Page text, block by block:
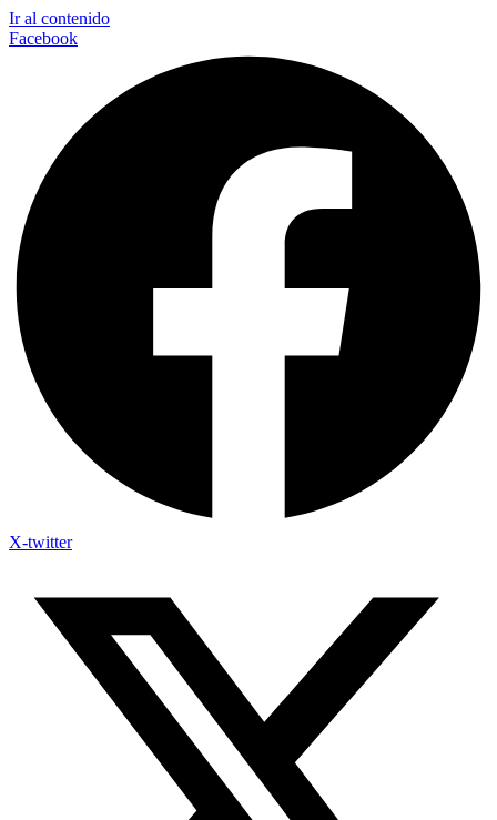
Ir al contenido
Facebook
X-twitter